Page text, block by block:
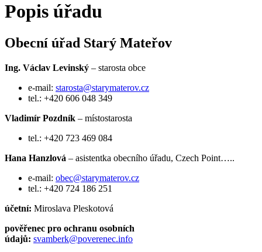
Popis úřadu
Obecní úřad Starý Mateřov
Ing. Václav Levinský – starosta obce
e-mail: starosta@starymaterov.cz
tel.: +420 606 048 349
Vladimír Pozdník – místostarosta
tel.: +420 723 469 084
Hana Hanzlová – asistentka obecního úřadu, Czech Point…..
e-mail: obec@starymaterov.cz
tel.: +420 724 186 251
účetní: Miroslava Pleskotová
pověřenec pro ochranu osobních
údajů: svamberk@poverenec.info